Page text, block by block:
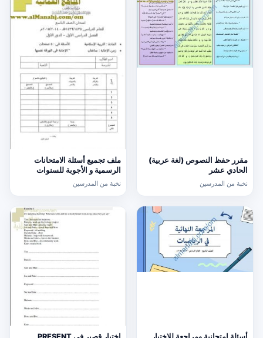
مقرر حفظ النصوص (لغة عربية)
الحادي عشر
نخبة من المدرسين
ملف تجميع أسئلة الامتحانات
الرسمية و الأجوبة للسنوات
السابقة الدور الأول (الامتحانات)
التاسع
نخبة من المدرسين